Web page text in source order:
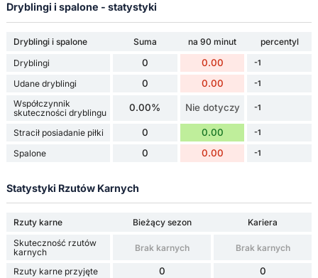
Dryblingi i spalone - statystyki
Dryblingi i spalone Suma na 90 minut
percentyl
Dryblingi
0 0.00 -1
Udane dryblingi 0 0.00 -1
Współczynnik
skuteczności dryblingu
0.00% Nie dotyczy -1
Stracił posiadanie piłki 0 0.00 -1
Spalone 0 0.00 -1
Statystyki Rzutów Karnych
Rzuty karne Bieżący sezon
Kariera
Skuteczność rzutów
karnych
Brak karnych Brak karnych
Rzuty karne przyjęte 0 0